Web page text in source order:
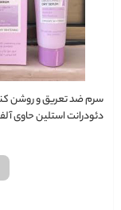
سرم ضد تعریق و روشن
دئودرانت استلین حاوی